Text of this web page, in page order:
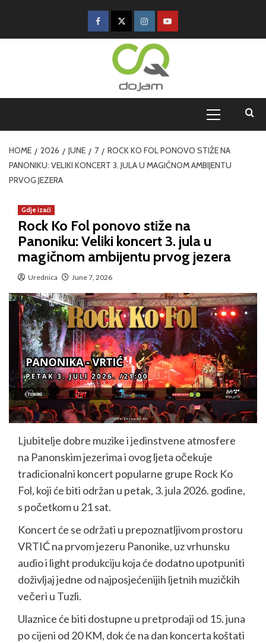
HOME 2026 JUNE 7
ROCK KO FOL PONOVO STIŽE NA
PANONIKU: VELIKI KONCERT 3. JULA U MAGIČNOM AMBIJENTU
PRVOG JEZERA
Gdje izaći
Rock Ko Fol ponovo stiže na
Panoniku: Veliki koncert 3. jula u
magičnom ambijentu prvog jezera
Urednica June 7, 2026
Ljubitelje dobre muzike i jedinstvene atmosfere
na Panonskim jezerima i ovog ljeta očekuje
tradicionalni koncert popularne grupe Rock Ko
Fol, koji će biti održan u petak, 3. jula 2026. godine,
s početkom u 21 sat.
Koncert će se održati u prepoznatljivom prostoru
VRTIĆ na prvom jezeru Panonike, uz vrhunsku
audio i light produkciju koja će dodatno upotpuniti
doživljaj jedne od najposjećenijih ljetnih muzičkih
večeri u Tuzli.
Ulaznice će biti dostupne u pretprodaji od 15. juna
po cijeni od 20 KM, dok će na dan koncerta koštati